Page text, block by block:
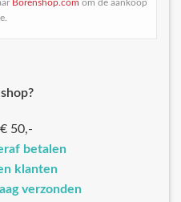
Borenshop.com om de aankoop
50,-
betalen
klanten
verzonden